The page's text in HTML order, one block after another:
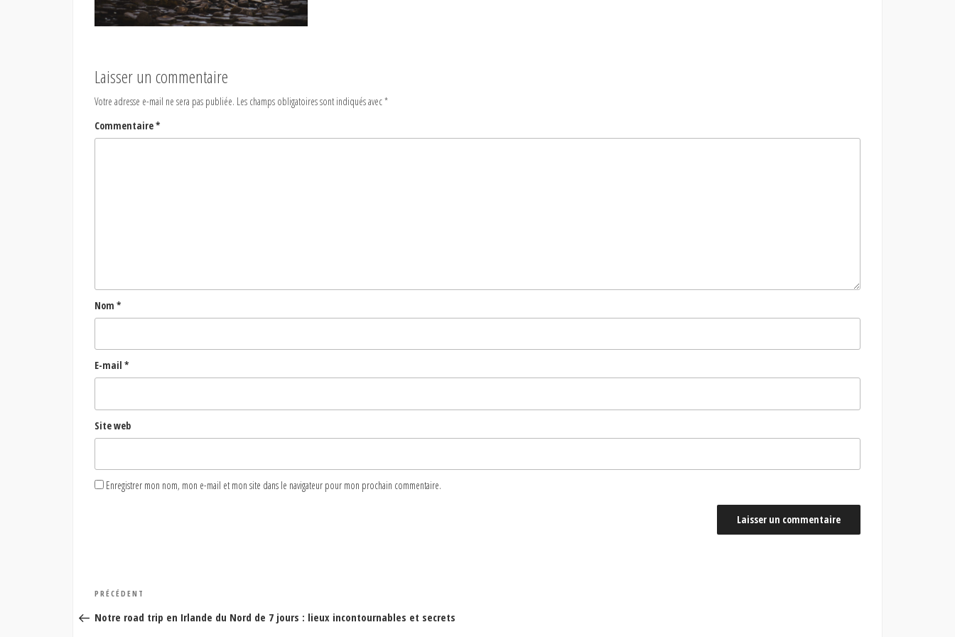
Laisser un commentaire
Votre adresse e-mail ne sera pas publiée. Les champs obligatoires sont indiqués avec*
Commentaire*
Nom *
E-mail *
Site web
Enregistrer mon nom, mon e-mail et mon site dans le navigateur pour mon prochain commentaire.
Navigation
de
Article
précédent
PRÉCÉDENT
Notre road trip en Irlande du Nord de 7 jours : lieux incontournables et secrets